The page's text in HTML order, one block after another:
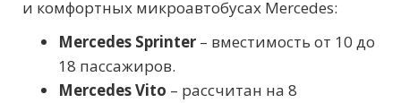
и комфортных микроавтобусах Mercedes:
Mercedes Sprinter – вместимость от 10 до
18 пассажиров.
Mercedes Vito – рассчитан на 8